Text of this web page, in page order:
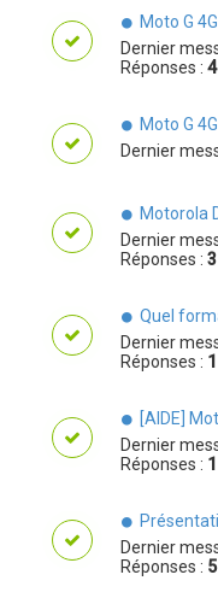
Moto G
Dernier
Réponses : 4
Moto G
Dernier
Motorola
Dernier
Réponses : 3
Quel
Dernier
Réponses : 1
[AIDE]
Dernier
Réponses : 1
Dernier
Réponses : 5